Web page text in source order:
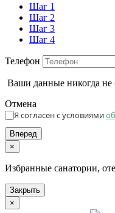
Шаг 1
Шаг 2
Шаг 3
Шаг 4
Телефон
Ваши данные никогда не
Отмена
Я согласен с условиями
Вперед
×
Избранные санатории,
Закрыть
×